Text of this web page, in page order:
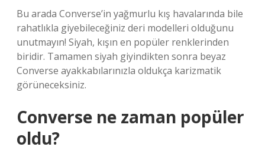
Bu arada Converse’in yağmurlu kış havalarında bile
rahatlıkla giyebileceğiniz deri modelleri olduğunu
unutmayın! Siyah, kışın en popüler renklerinden
biridir. Tamamen siyah giyindikten sonra beyaz
Converse ayakkabılarınızla oldukça karizmatik
görüneceksiniz.
Converse ne zaman popüler
oldu?